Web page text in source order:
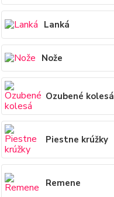
Lanká
Nože
Ozubené kolesá
Piestne krúžky
Remene